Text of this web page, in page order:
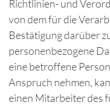
Richtlinien- und
von dem für die
Bestätigung darüber
personenbezogene
eine betroffene
Anspruch nehmen,
einen Mitarbeiter des